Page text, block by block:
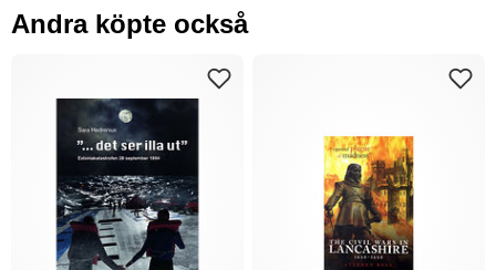
Andra köpte också